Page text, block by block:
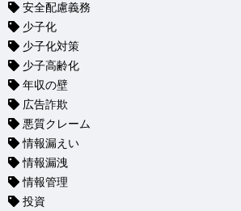
安全配慮義務
少子化
少子化対策
少子高齢化
年収の壁
広告詐欺
悪質クレーム
情報漏えい
情報漏洩
情報管理
投資